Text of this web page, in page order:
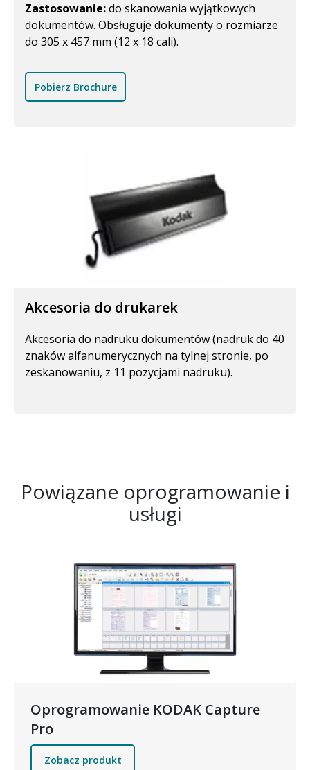
Zastosowanie:do skanowania wyjątkowych
dokumentów. Obsługuje dokumenty o rozmiarze
do 305 x 457 mm (12 x 18 cali).
Pobierz Brochure
Akcesoria do drukarek
Akcesoria do nadruku dokumentów (nadruk do 40
znaków alfanumerycznych na tylnej stronie, po
zeskanowaniu, z 11 pozycjami nadruku).
Powiązane oprogramowanie i
usługi
Oprogramowanie KODAK Capture
Pro
Zobacz produkt